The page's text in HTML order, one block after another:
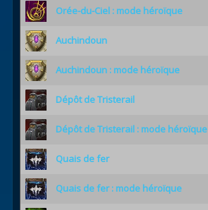
Orée-du-Ciel : mode héroïque
Auchindoun
Auchindoun : mode héroïque
Dépôt de Tristerail
Dépôt de Tristerail : mode héroïque
Quais de fer
Quais de fer : mode héroïque